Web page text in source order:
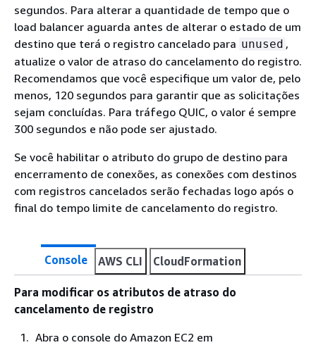
segundos. Para alterar a quantidade de tempo que o
load balancer aguarda antes de alterar o estado de um
destino que terá o registro cancelado para unused ,
atualize o valor de atraso do cancelamento do registro.
Recomendamos que você especifique um valor de, pelo
menos, 120 segundos para garantir que as solicitações
sejam concluídas. Para tráfego QUIC, o valor é sempre
300 segundos e não pode ser ajustado.
Se você habilitar o atributo do grupo de destino para
encerramento de conexões, as conexões com destinos
com registros cancelados serão fechadas logo após o
final do tempo limite de cancelamento do registro.
Console AWS CLI CloudFormation
Para modificar os atributos de atraso do
cancelamento de registro
Abra o console do Amazon EC2 em